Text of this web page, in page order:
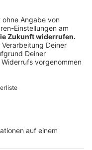
1578 wurde vor
abgenommen.